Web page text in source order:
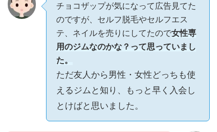
チョコザップが気になって広告見てた
のですが、セルフ脱毛やセルフエス
テ、ネイルを売りにしてたので女性専
用のジムなのかな？って思っていまし
た。
ただ友人から男性・女性どっちも使
えるジムと知り、もっと早く入会し
とけばと思いました。